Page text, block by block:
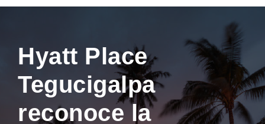
Hyatt Place
Tegucigalpa
reconoce la